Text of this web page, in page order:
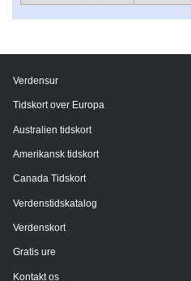
Verdensur
Tidskort over Europa
Australien tidskort
Amerikansk tidskort
Canada Tidskort
Verdenstidskatalog
Verdenskort
Gratis ure
Kontakt os